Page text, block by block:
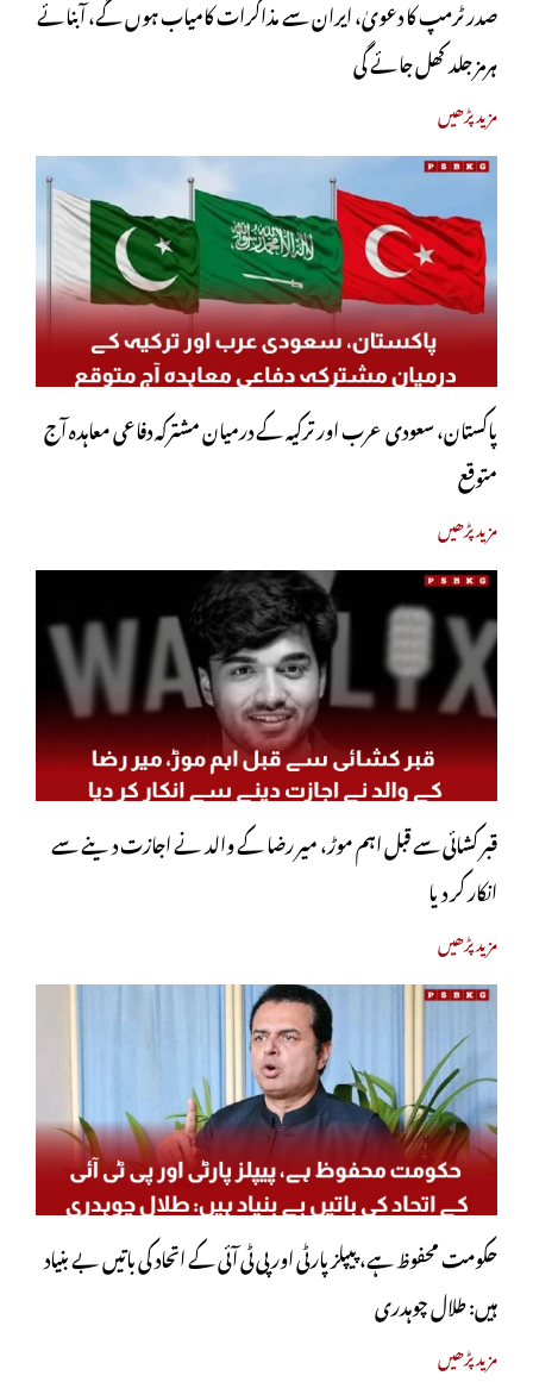
صدر ٹرمپ کا دعویٰ، ایران سے مذاکرات کامیاب ہوں گے، آبنائے
ہرمز جلد کھل جائے گی
مزید پڑھیں
پاکستان، سعودی عرب اور ترکیہ کے درمیان مشترکہ دفاعی معاہدہ آج
متوقع
مزید پڑھیں
قبر کشائی سے قبل اہم موڑ، میر رضا کے والد نے اجازت دینے سے
انکار کر دیا
مزید پڑھیں
حکومت محفوظ ہے، پیپلز پارٹی اور پی ٹی آئی کے اتحاد کی باتیں بے بنیاد
ہیں: طلال چوہدری
مزید پڑھیں